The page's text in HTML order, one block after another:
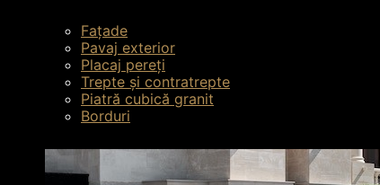
Fațade
Pavaj exterior
Placaj pereți
Trepte și contratrepte
Piatră cubică granit
Borduri